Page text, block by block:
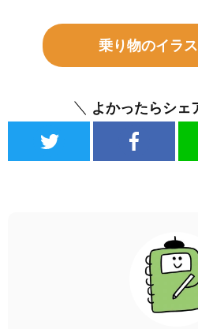
乗り物のイラ
よかったらシェ